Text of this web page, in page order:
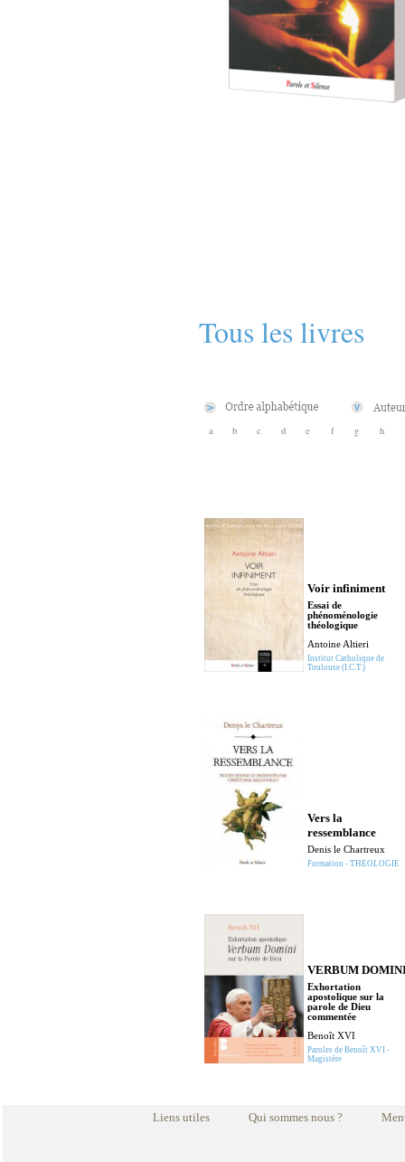
Tous les livres
a b c d e f g h
Voir infiniment
Essai de
phénoménologie
théologique
Antoine Altieri
Institut Catholique de
Toulouse (I.C.T.)
Vers la
ressemblance
Denis le Chartreux
Formation - THEOLOGIE
VERBUM
Exhortation
apostolique sur la
parole de Dieu
commentée
Benoît XVI
Paroles de Benoît XVI -
Magistère
Liens utiles Qui sommes nous ?